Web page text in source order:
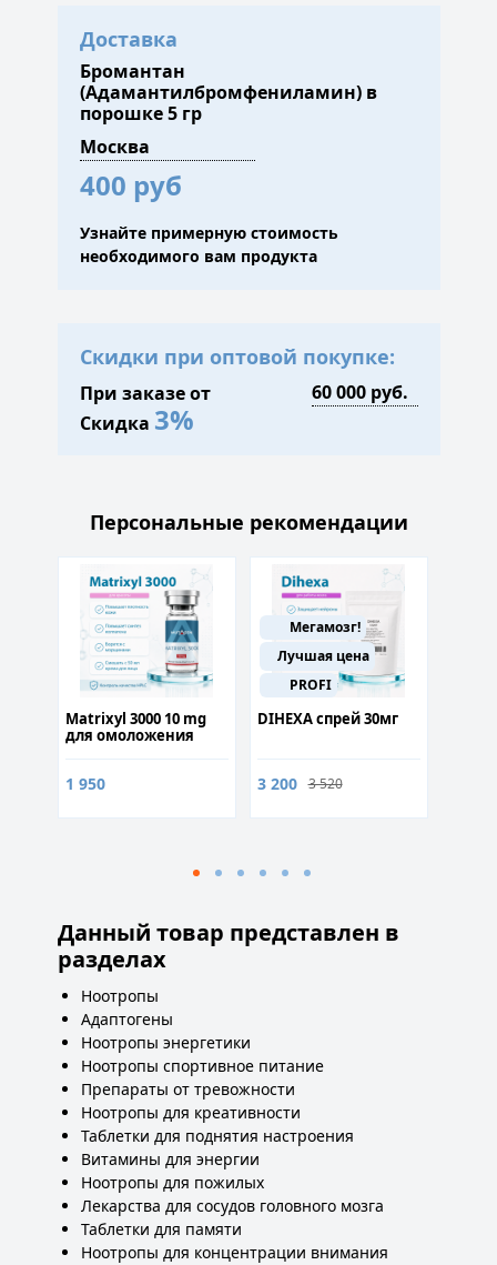
Доставка
Бромантан
(Адамантилбромфениламин) в
порошке 5 гр
400 руб
Узнайте примерную стоимость
необходимого вам продукта
Скидки при оптовой покупке:
При заказе от
Скидка 3%
Персональные рекомендации
Matrixyl 3000 10 mg
для омоложения
1 950
Мегамозг!
Лучшая цена
PROFI
DIHEXA спрей 30мг
3 200 3 520
Данный товар представлен в
разделах
Ноотропы
Адаптогены
Ноотропы энергетики
Ноотропы спортивное питание
Препараты от тревожности
Ноотропы для креативности
Таблетки для поднятия настроения
Витамины для энергии
Ноотропы для пожилых
Лекарства для сосудов головного мозга
Таблетки для памяти
Ноотропы для концентрации внимания